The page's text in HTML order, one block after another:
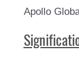
Apollo